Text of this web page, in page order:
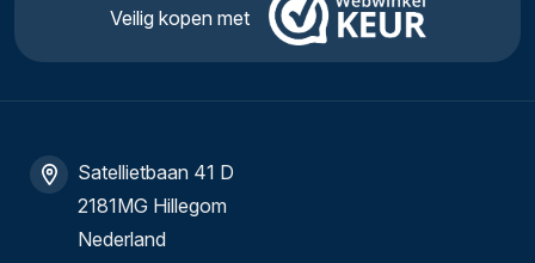
Veilig kopen met
Satellietbaan 41 D
2181MG Hillegom
Nederland